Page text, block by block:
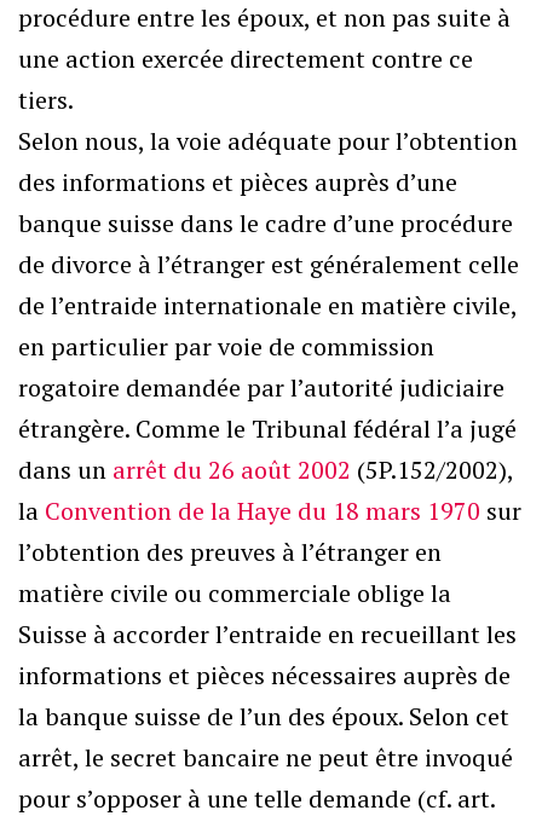
procédure entre les époux, et non pas suite à
une action exercée directement contre ce
tiers.
Selon nous, la voie adéquate pour l’obtention
des informations et pièces auprès d’une
banque suisse dans le cadre d’une procédure
de divorce à l’étranger est généralement celle
de l’entraide internationale en matière civile,
en particulier par voie de commission
rogatoire demandée par l’autorité judiciaire
étrangère. Comme le Tribunal fédéral l’a jugé
dans un arrêt du 26 août 2002 (5P.152/2002),
la Convention de la Haye du 18 mars 1970 sur
l’obtention des preuves à l’étranger en
matière civile ou commerciale oblige la
Suisse à accorder l’entraide en recueillant les
informations et pièces nécessaires auprès de
la banque suisse de l’un des époux. Selon cet
arrêt, le secret bancaire ne peut être invoqué
pour s’opposer à une telle demande (cf. art.